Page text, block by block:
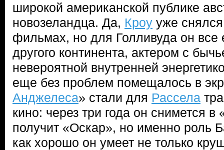
широкой американской публике
новозеландца. Да, Кроу уже
фильмах, но для Голливуда он
другого континента, актером с
невероятной внутренней
еще без проблем помещалось в
Анджелеса» стали для Рассела
кино: через три года он снимется в
получит «Оскар», но именно роль
как хорошо он умеет не только